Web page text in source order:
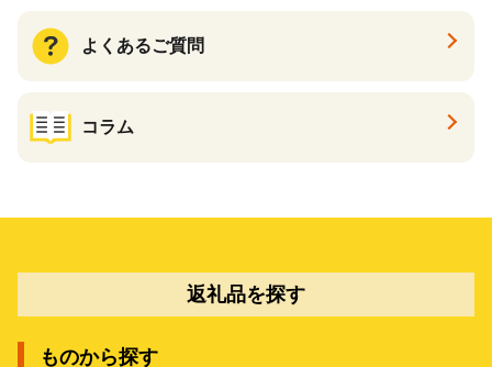
よくあるご質問
コラム
返礼品を探す
ものから探す